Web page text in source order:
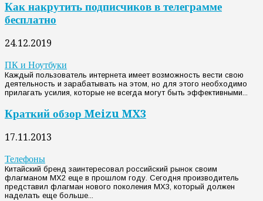
Как накрутить подписчиков в телеграмме
бесплатно
24.12.2019
ПК и Ноутбуки
Каждый пользователь интернета имеет возможность вести свою
деятельность и зарабатывать на этом, но для этого необходимо
прилагать усилия, которые не всегда могут быть эффективными...
Краткий обзор Meizu MX3
17.11.2013
Телефоны
Китайский бренд заинтересовал российский рынок своим
флагманом MX2 еще в прошлом году. Сегодня производитель
представил флагман нового поколения MX3, который должен
наделать еще больше...